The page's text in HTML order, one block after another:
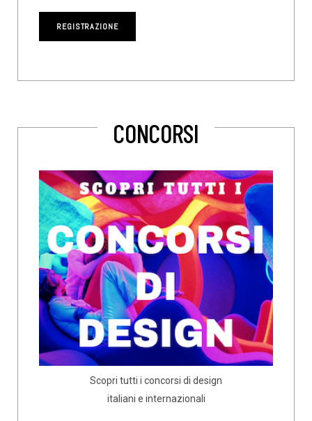
CONCORSI
Scopri tutti i concorsi di design
italiani e internazionali